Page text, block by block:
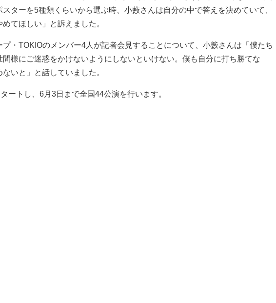
ターを5種類くらいから選ぶ時、小藪さんは自分の中で答えを決めていて、
てほしい」と訴えました。
・TOKIOのメンバー4人が記者会見することについて、小籔さんは「僕たち
間様にご迷惑をかけないようにしないといけない。僕も自分に打ち勝てな
いと」と話していました。
ートし、6月3日まで全国44公演を行います。